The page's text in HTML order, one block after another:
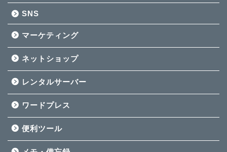
SNS
マーケティング
ネットショップ
レンタルサーバー
ワードプレス
便利ツール